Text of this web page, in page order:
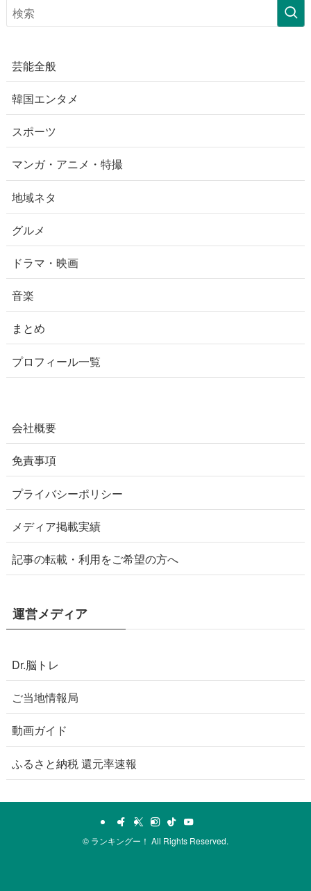
芸能全般
韓国エンタメ
スポーツ
マンガ・アニメ・特撮
地域ネタ
グルメ
ドラマ・映画
音楽
まとめ
プロフィール一覧
会社概要
免責事項
プライバシーポリシー
メディア掲載実績
記事の転載・利用をご希望の方へ
運営メディア
Dr.脳トレ
ご当地情報局
動画ガイド
ふるさと納税 還元率速報
© ランキングー！ All Rights Reserved.